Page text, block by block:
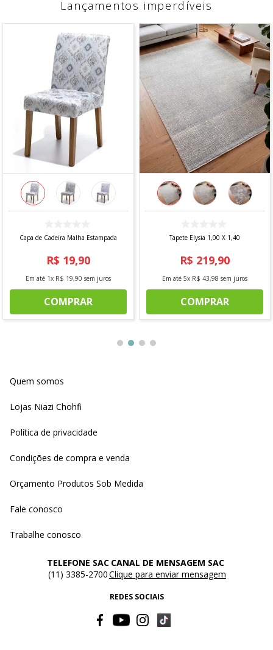
Lançamentos imperdíveis
Capa de Cadeira Malha Estampada
R$ 19,90
Em até 1x R$ 19,90 sem juros
COMPRAR
Tapete Elysia 1,00 X 1,40
R$ 219,90
Em até 5x R$ 43,98 sem juros
COMPRAR
Quem somos
Lojas Niazi Chohfi
Política de privacidade
Condições de compra e venda
Orçamento Produtos Sob Medida
Fale conosco
Trabalhe conosco
TELEFONE SAC
(11) 3385-2700
CANAL DE MENSAGEM SAC
Clique para enviar mensagem
REDES SOCIAIS